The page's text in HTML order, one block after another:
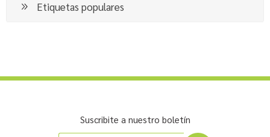
Etiquetas populares
Suscribite a nuestro boletín